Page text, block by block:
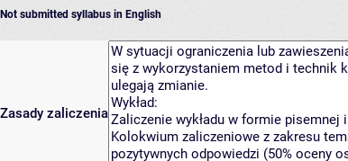
Not submitted syllabus in English
Zasady zaliczenia